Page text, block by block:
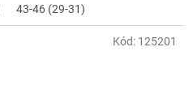
43-46 (29-31)
Kód: 125201